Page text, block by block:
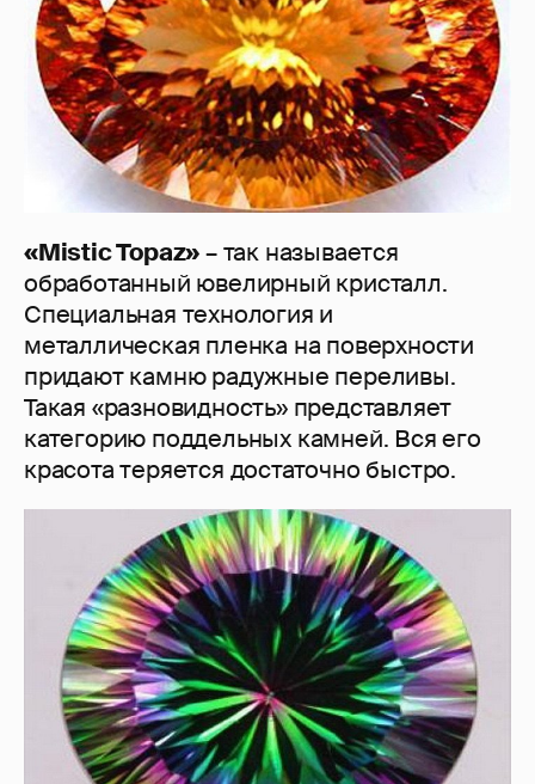
«Mistic Topaz»– так называется
обработанный ювелирный кристалл.
Специальная технология и
металлическая пленка на поверхности
придают камню радужные переливы.
Такая «разновидность» представляет
категорию поддельных камней. Вся его
красота теряется достаточно быстро.